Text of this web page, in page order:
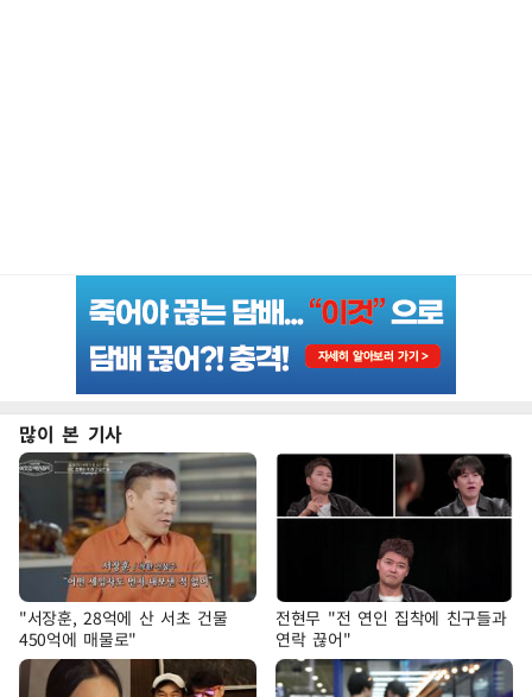
많이 본 기사
"서장훈, 28억에 산 서초 건물
450억에 매물로"
전현무 "전 연인 집착에 친구들과
연락 끊어"